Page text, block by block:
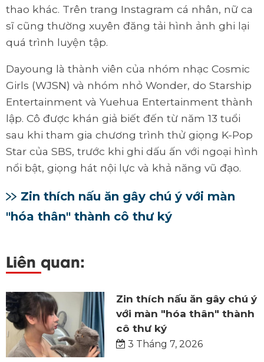
thao khác. Trên trang Instagram cá nhân, nữ ca
sĩ cũng thường xuyên đăng tải hình ảnh ghi lại
quá trình luyện tập.
Dayoung là thành viên của nhóm nhạc Cosmic
Girls (WJSN) và nhóm nhỏ Wonder, do Starship
Entertainment và Yuehua Entertainment thành
lập. Cô được khán giả biết đến từ năm 13 tuổi
sau khi tham gia chương trình thử giọng K-Pop
Star của SBS, trước khi ghi dấu ấn với ngoại hình
nổi bật, giọng hát nội lực và khả năng vũ đạo.
Zin thích nấu ăn gây chú ý với màn
"hóa thân" thành cô thư ký
Liên quan:
Zin thích nấu ăn gây chú ý
với màn "hóa thân" thành
cô thư ký
3 Tháng 7, 2026